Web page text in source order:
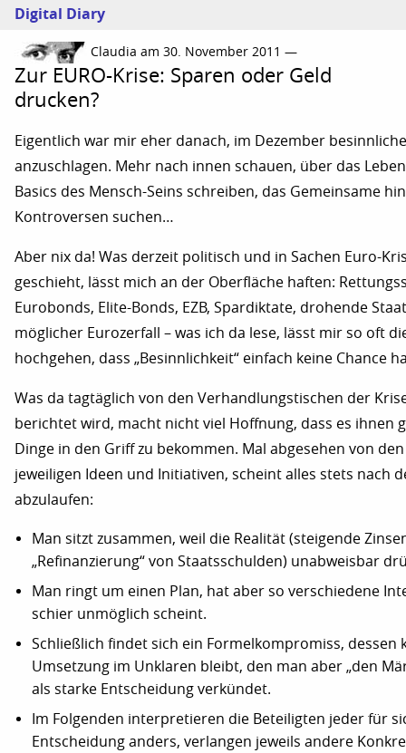
Digital Diary
Claudia am 30. November 2011 —
Zur EURO-Krise: Sparen oder Geld
drucken?
Eigentlich war mir eher danach, im Dezember
anzuschlagen. Mehr nach innen schauen, über das
Basics des Mensch-Seins schreiben, das Gemeinsame
Kontroversen suchen…
Aber nix da! Was derzeit politisch und in Sachen Euro-
geschieht, lässt mich an der Oberfläche haften:
Eurobonds, Elite-Bonds, EZB, Spardiktate, drohende
möglicher Eurozerfall – was ich da lese, lässt mir so oft
hochgehen, dass „Besinnlichkeit“ einfach keine Chance
Was da tagtäglich von den Verhandlungstischen der
berichtet wird, macht nicht viel Hoffnung, dass es ihnen
Dinge in den Griff zu bekommen. Mal abgesehen von
jeweiligen Ideen und Initiativen, scheint alles stets nach
abzulaufen:
Man sitzt zusammen, weil die Realität (steigende
„Refinanzierung“ von Staatsschulden) unabweisbar
Man ringt um einen Plan, hat aber so verschiedene
schier unmöglich scheint.
Schließlich findet sich ein Formelkompromiss, dessen
Umsetzung im Unklaren bleibt, den man aber „den
als starke Entscheidung verkündet.
Im Folgenden interpretieren die Beteiligten jeder für
Entscheidung anders, verlangen jeweils andere